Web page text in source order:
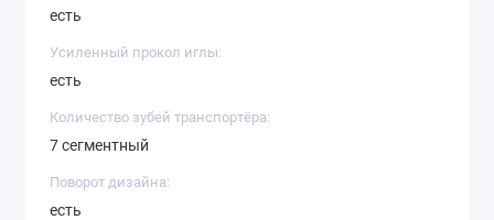
есть
Усиленный прокол иглы:
есть
Количество зубей транспортёра:
7 сегментный
Поворот дизайна:
есть